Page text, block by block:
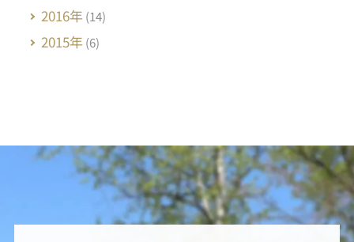
2016年(14)
2015年(6)